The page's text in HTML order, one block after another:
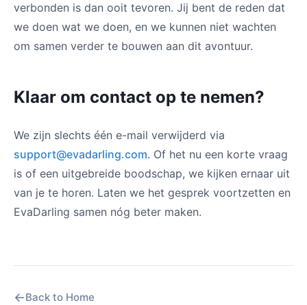
verbonden is dan ooit tevoren. Jij bent de reden dat
we doen wat we doen, en we kunnen niet wachten
om samen verder te bouwen aan dit avontuur.
Klaar om contact op te nemen?
We zijn slechts één e-mail verwijderd via
support@evadarling.com. Of het nu een korte vraag
is of een uitgebreide boodschap, we kijken ernaar uit
van je te horen. Laten we het gesprek voortzetten en
EvaDarling samen nóg beter maken.
←Back to Home